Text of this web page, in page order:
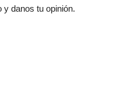
y danos tu opinión.